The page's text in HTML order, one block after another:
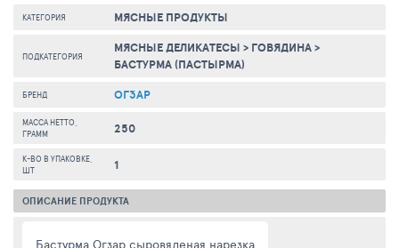
КАТЕГОРИЯ МЯСНЫЕ ПРОДУКТЫ
ПОДКАТЕГОРИЯ МЯСНЫЕ ДЕЛИКАТЕСЫ > ГОВЯДИНА>
БАСТУРМА (ПАСТЫРМА)
БРЕНД ОГЗАР
МАССА НЕТТО,
ГРАММ
250
К-ВО В УПАКОВКЕ,
ШТ
1
ОПИСАНИЕ ПРОДУКТА
Бастурма Огзар сыровяленая нарезка